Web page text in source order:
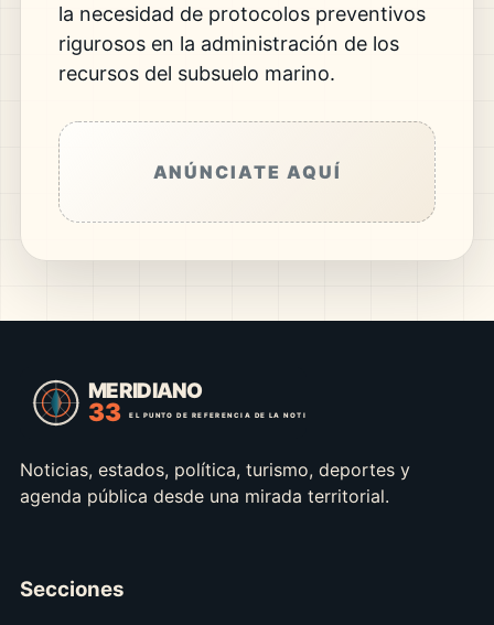
la necesidad de protocolos preventivos
rigurosos en la administración de los
recursos del subsuelo marino.
ANÚNCIATE AQUÍ
Noticias, estados, política, turismo, deportes y
agenda pública desde una mirada territorial.
Secciones